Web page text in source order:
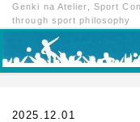
Genki na Atelier, Sport
through sport philosophy
2025.12.01